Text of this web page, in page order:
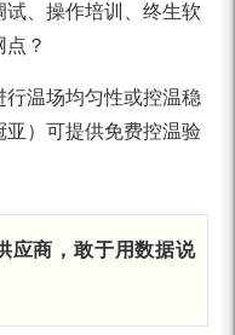
试、操作培训、终生软
？
温场均匀性或控温稳
）可提供免费控温验
应商，敢于用数据说